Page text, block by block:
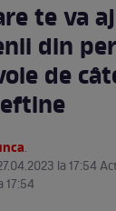
te va
din
de
.
la 17:54
17:54